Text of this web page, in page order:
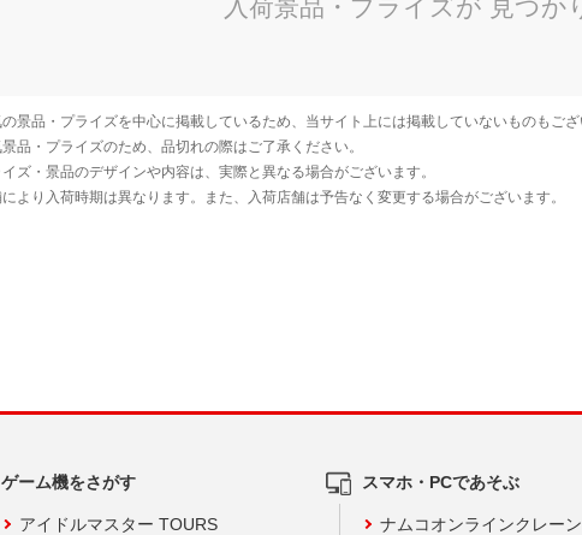
ゲーム機をさがす
アイドルマスター TOURS
スマホ・PCであそぶ
ナムコオンラインクレーン